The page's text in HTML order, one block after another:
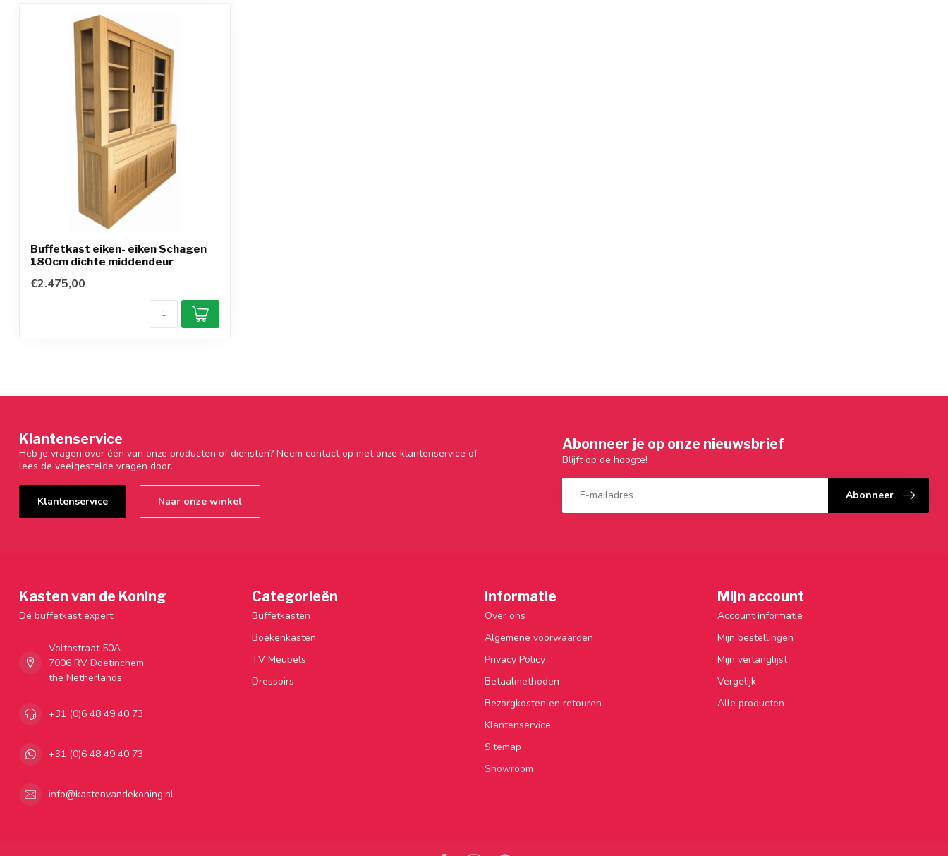
Buffetkast eiken- eiken Schagen
180cm dichte middendeur
€2.475,00
Klantenservice
Heb je vragen over één van onze producten of diensten? Neem contact op met onze klantenservice of
lees de veelgestelde vragen door.
Klantenservice Naar onze winkel
Abonneer je op onze nieuwsbrief
Blijft op de hoogte!
Abonneer
Kasten van de Koning
Dé buffetkast expert
Voltastraat 50A
7006 RV Doetinchem
the Netherlands
+31 (0)6 48 49 40 73
+31 (0)6 48 49 40 73
info@kastenvandekoning.nl
Categorieën
Buffetkasten
Boekenkasten
TV Meubels
Dressoirs
Informatie
Over ons
Algemene voorwaarden
Privacy Policy
Betaalmethoden
Bezorgkosten en retouren
Klantenservice
Sitemap
Showroom
Mijn account
Account informatie
Mijn bestellingen
Mijn verlanglijst
Vergelijk
Alle producten